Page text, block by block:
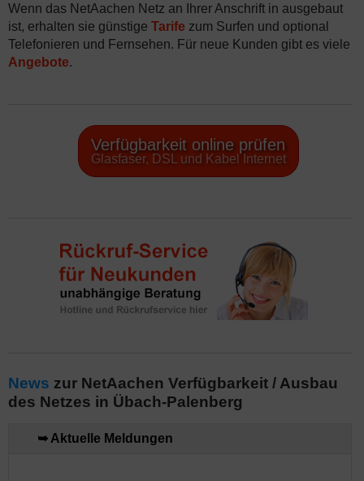
Wenn das NetAachen Netz an Ihrer Anschrift in ausgebaut
ist, erhalten sie günstige Tarife zum Surfen und optional
Telefonieren und Fernsehen. Für neue Kunden gibt es viele
Angebote.
Verfügbarkeit online prüfen
Glasfaser, DSL und Kabel Internet
News zur NetAachen Verfügbarkeit / Ausbau
des Netzes in Übach-Palenberg
➥ Aktuelle Meldungen